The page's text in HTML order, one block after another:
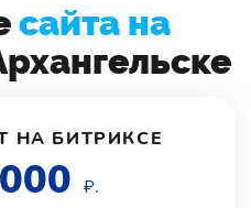
сайта на
НА БИТРИКСЕ
₽.